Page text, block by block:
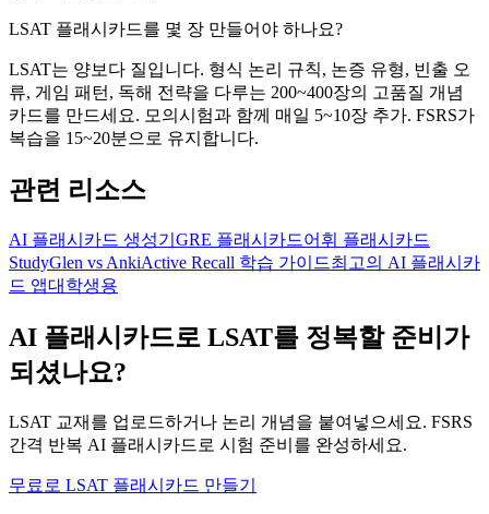
LSAT 플래시카드를 몇 장 만들어야 하나요?
LSAT는 양보다 질입니다. 형식 논리 규칙, 논증 유형, 빈출 오
류, 게임 패턴, 독해 전략을 다루는 200~400장의 고품질 개념
카드를 만드세요. 모의시험과 함께 매일 5~10장 추가. FSRS가
복습을 15~20분으로 유지합니다.
관련 리소스
AI 플래시카드 생성기 GRE 플래시카드어휘 플래시카드
StudyGlen vs AnkiActive Recall 학습 가이드최고의 AI 플래시카
드 앱대학생용
AI 플래시카드로 LSAT를 정복할 준비가
되셨나요?
LSAT 교재를 업로드하거나 논리 개념을 붙여넣으세요. FSRS
간격 반복 AI 플래시카드로 시험 준비를 완성하세요.
무료로 LSAT 플래시카드 만들기